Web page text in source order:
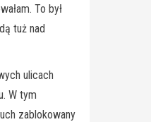
To był
tuż nad
ulicach
W tym
zablokowany